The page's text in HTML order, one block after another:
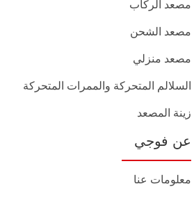
مصعد الركاب
مصعد الشحن
مصعد منزلي
السلالم المتحركة والممرات المتحركة
زينة المصعد
عن فوجي
معلومات عنا